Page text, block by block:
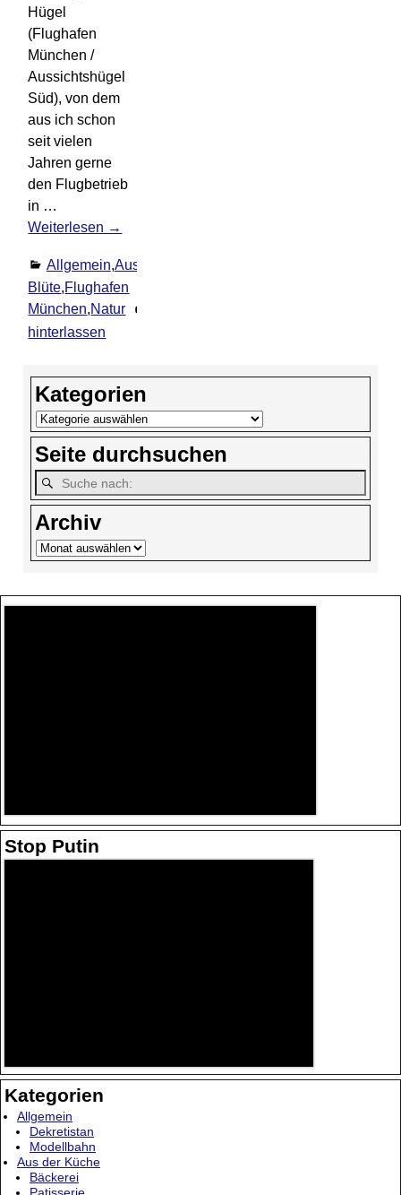
Hügel
(Flughafen
München /
Aussichtshügel
Süd), von dem
aus ich schon
seit vielen
Jahren gerne
den Flugbetrieb
in …
Weiterlesen →
Allgemein,Ausflüge
Blüte,Flughafen
München,Natur
hinterlassen
Kategorien
Seite durchsuchen
Archiv
Stop Putin
Kategorien
Allgemein
Dekretistan
Modellbahn
Aus der Küche
Bäckerei